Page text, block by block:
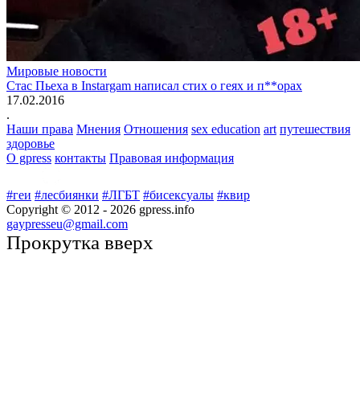
Мировые новости
Стас Пьеха в Instargam написал стих о геях и п**орах
17.02.2016
.
Наши права Мнения Отношения sex education art путешествия
здоровье
О gpress контакты Правовая информация
#геи #лесбиянки #ЛГБТ #бисексуалы #квир
Copyright © 2012 - 2026 gpress.info
gaypresseu@gmail.com
Прокрутка вверх